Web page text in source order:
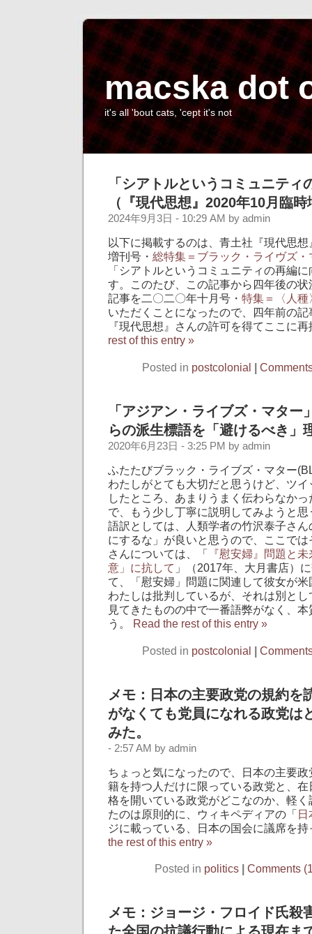
macska dot
it's all 'bout cats, 'cept it's not
「シアトルというコミュニティ
（『現代思想』2020年10月臨
2024年9月3日 - 10:29 AM by admin
以下に掲載するのは、青土社『現代思
増刊号・ 総特集＝ブラック・ライヴズ・
「シアトルというコミュニティの再編
す。このたび、この記事から四年後の
記事を二〇二〇年十月号・ 特集＝〈人種
いただくことになったので、四年前の
『現代思想』さんの許可を得てここに
rest of this entry »
Posted in postcolonial |
「アジアン・ライブズ・マター
らの派生標語を「避けるべき」
2020年6月23日 - 3:25 PM by admin
ふたたびブラック・ライブズ・マター
わたしがとても大切だと思うけど、ツ
したところ、あまりうまく伝わらなか
で、もう少し丁寧に説明してみようと
語訳としては、人類学者の竹沢泰子さ
にするな」が良いと思うので、ここで
さんについては、「 『慰安婦』問題と
意」に抗して 」（2017年、大月書店）
て、「慰安婦」問題に関連して彼女が
わたしは批判しているが、それは別と
見てきたものの中で一番語弊がなく、
う。 Read the rest of this entry »
Posted in postcolonial |
メモ：日本の主要政党の規約を
がなくても党員になれる政党は
みた。
- 2:57 AM by admin
ちょっと気になったので、日本の主要
籍を持つ人だけに限っている政党と、
格を開いている政党がどこなのか、軽
たのは原則的に、ウィキペディアの「日
ジに載っている、日本の国会に議席を
the rest of this entry »
Posted in politics Comments
メモ：ジョージ・フロイド氏殺